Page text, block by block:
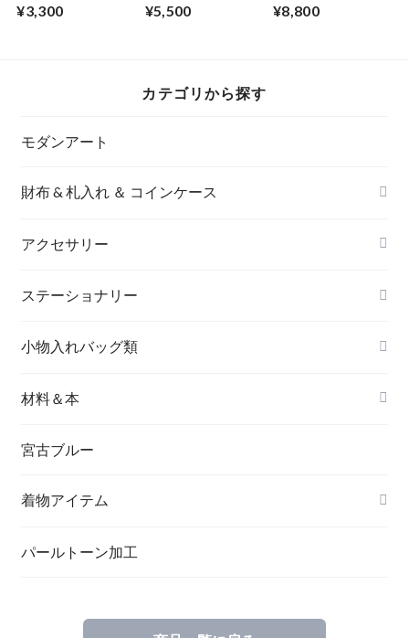
S
¥3,300 ¥5,500 ¥8,800
カテゴリから探す
モダンアート
財布 & 札入れ ＆ コインケース
長財布
アクセサリー
イヤリング＆ピアス
バングル＆ブレスレット
ペンダント
ブローチ
ステーショナリー
名刺入れ
メッセージカード
一筆箋
小物入れバッグ類
バッグ
材料＆本
ハンドメイドキット
宮古ブルー
着物アイテム
パールトーン加工